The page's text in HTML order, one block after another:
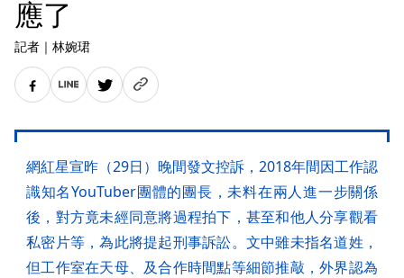
應了
記者 ｜ 林婉珺
網紅星宣昨（29日）晚間發文控訴，2018年間因工作認
識知名YouTuber團體的團長，未料在兩人進一步關係
後，對方竟未經同意將過程拍下，甚至和他人分享觀看
私密片等，為此將提起刑事訴訟。文中雖未指名道姓，
但工作室在天母、及合作時間點等細節推敲，外界認為